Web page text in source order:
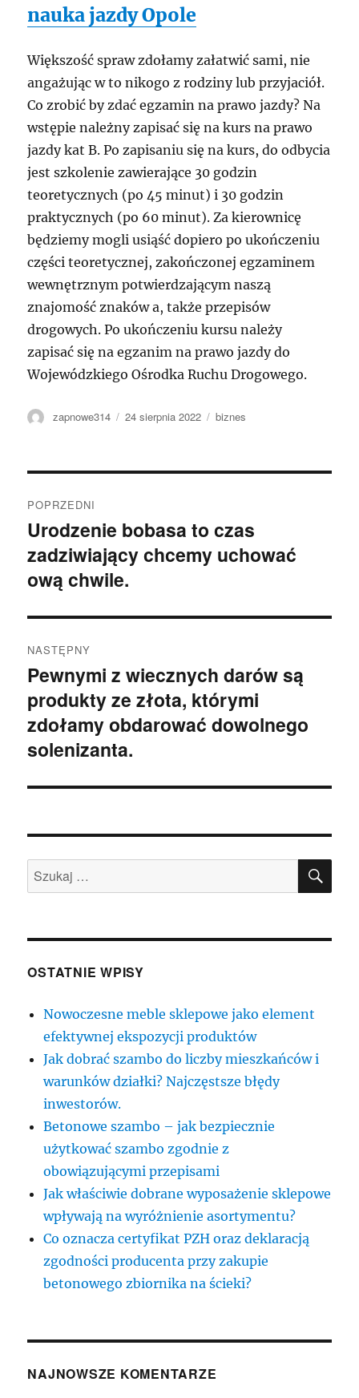
nauka jazdy Opole
Większość spraw zdołamy załatwić sami, nie
angażując w to nikogo z rodziny lub przyjaciół.
Co zrobić by zdać egzamin na prawo jazdy? Na
wstępie należny zapisać się na kurs na prawo
jazdy kat B. Po zapisaniu się na kurs, do odbycia
jest szkolenie zawierające 30 godzin
teoretycznych (po 45 minut) i 30 godzin
praktycznych (po 60 minut). Za kierownicę
będziemy mogli usiąść dopiero po ukończeniu
części teoretycznej, zakończonej egzaminem
wewnętrznym potwierdzającym naszą
znajomość znaków a, także przepisów
drogowych. Po ukończeniu kursu należy
zapisać się na egzanim na prawo jazdy do
Wojewódzkiego Ośrodka Ruchu Drogowego.
Autor
zapnowe314
Data
24 sierpnia 2022 Kategorie
biznes
wpisu
POPRZEDNI
Poprzedni
wpis:
Urodzenie bobasa to czas
zadziwiający chcemy uchować
ową chwile.
NASTĘPNY
Następny
wpis:
Pewnymi z wiecznych darów są
produkty ze złota, którymi
zdołamy obdarować dowolnego
solenizanta.
Szukaj:
OSTATNIE WPISY
Nowoczesne meble sklepowe jako element
efektywnej ekspozycji produktów
Jak dobrać szambo do liczby mieszkańców i
warunków działki? Najczęstsze błędy
inwestorów.
Betonowe szambo – jak bezpiecznie
użytkować szambo zgodnie z
obowiązującymi przepisami
Jak właściwie dobrane wyposażenie sklepowe
wpływają na wyróżnienie asortymentu?
Co oznacza certyfikat PZH oraz deklaracją
zgodności producenta przy zakupie
betonowego zbiornika na ścieki?
NAJNOWSZE KOMENTARZE